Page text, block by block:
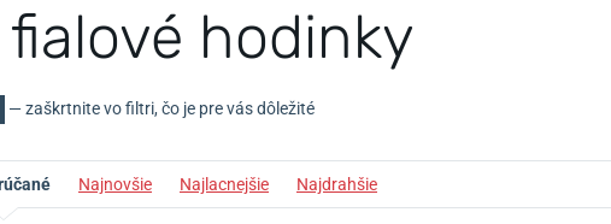
fialové hodinky
— zaškrtnite vo filtri, čo je pre vás dôležité
Najnovšie Najlacnejšie Najdrahšie